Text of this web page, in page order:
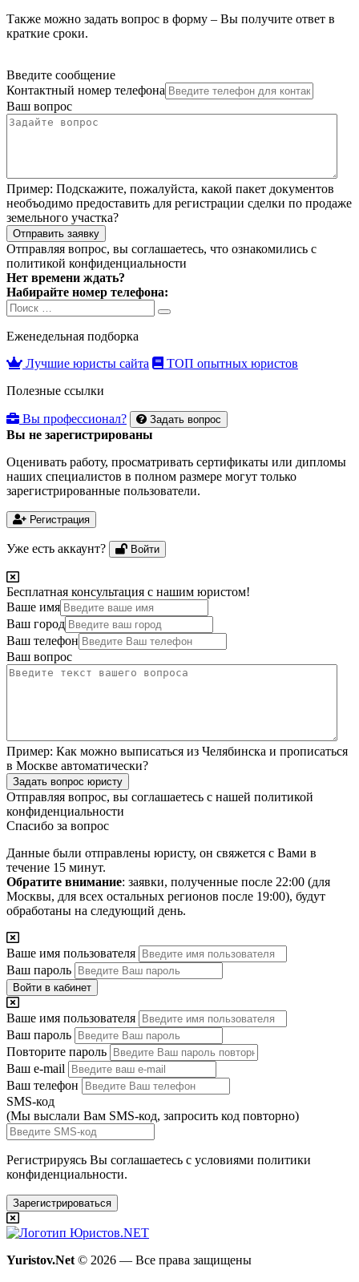
Также можно задать вопрос в форму – Вы получите ответ в
краткие сроки.
Введите сообщение
Контактный номер телефона
Ваш вопрос
Пример: Подскажите, пожалуйста, какой пакет документов
необъодимо предоставить для регистрации сделки по продаже
земельного участка?
Отправить заявку
Отправляя вопрос, вы соглашаетесь, что ознакомились с
политикой конфиденциальности
Нет времени ждать?
Набирайте номер телефона:
Search
for:
Search
Еженедельная подборка
Лучшие юристы сайта
ТОП опытных юристов
Полезные ссылки
Вы профессионал? Задать вопрос
Вы не зарегистрированы
Оценивать работу, просматривать сертификаты или дипломы
наших специалистов в полном размере могут только
зарегистрированные пользователи.
Регистрация
Уже есть аккаунт? Войти
Бесплатная консультация с нашим юристом!
Ваше имя
Ваш город
Ваш телефон
Ваш вопрос
Пример: Как можно выписаться из Челябинска и прописаться
в Москве автоматически?
Задать вопрос юристу
Отправляя вопрос, вы соглашаетесь с нашей политикой
конфиденциальности
Спасибо за вопрос
Данные были отправлены юристу, он свяжется с Вами в
течение 15 минут.
Обратите внимание: заявки, полученные после 22:00 (для
Москвы, для всех остальных регионов после 19:00), будут
обработаны на следующий день.
Ваше имя пользователя
Ваш пароль
Войти в кабинет
Ваше имя пользователя
Ваш пароль
Повторите пароль
Ваш e-mail
Ваш телефон
SMS-код
(Мы выслали Вам SMS-код, запросить код повторно)
Регистрируясь Вы соглашаетесь с условиями политики
конфиденциальности.
Зарегистрироваться
Yuristov.Net © 2026 — Все права защищены